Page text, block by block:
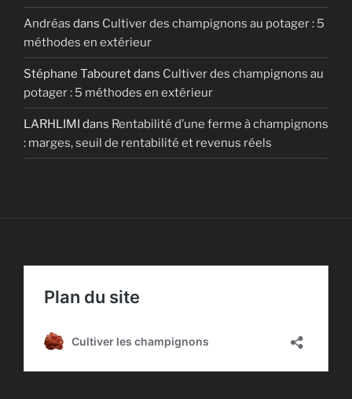
Andréas dans Cultiver des champignons au potager : 5
méthodes en extérieur
Stéphane Tabouretdans Cultiver des champignons au
potager : 5 méthodes en extérieur
LARHLIMI dans Rentabilité d’une ferme à champignons
: marges, seuil de rentabilité et revenus réels